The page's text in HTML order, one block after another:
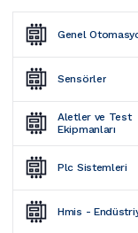
Genel
Sensörler
Aletler ve Test
Ekipmanları
Plc Sistemleri
Hmis -